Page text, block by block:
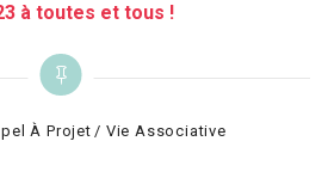
à toutes et tous !
À Projet Vie Associative